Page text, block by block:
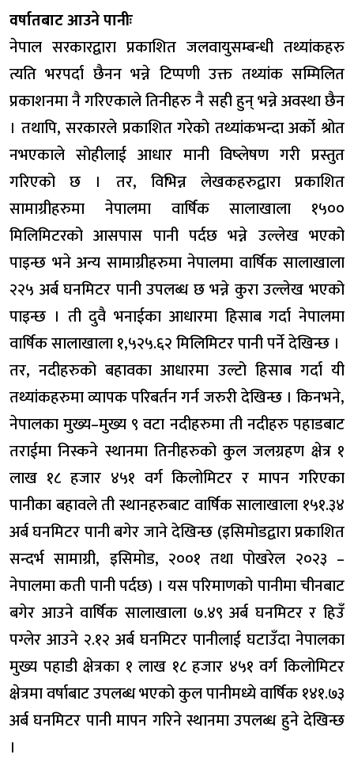
वर्षातबाट आउने पानीः
नेपाल सरकारद्वारा प्रकाशित जलवायुसम्बन्धी तथ्यांकहरु
त्यति भरपर्दा छैनन भन्ने टिप्पणी उक्त तथ्यांक सम्मिलित
प्रकाशनमा नै गरिएकाले तिनीहरु नै सही हुन् भन्ने अवस्था छैन
। तथापि, सरकारले प्रकाशित गरेको तथ्यांकभन्दा अर्को श्रोत
नभएकाले सोहीलाई आधार मानी विष्लेषण गरी प्रस्तुत
गरिएको छ । तर, विभिन्न लेखकहरुद्वारा प्रकाशित
सामाग्रीहरुमा नेपालमा वार्षिक सालाखाला १५००
मिलिमिटरको आसपास पानी पर्दछ भन्ने उल्लेख भएको
पाइन्छ भने अन्य सामाग्रीहरुमा नेपालमा वार्षिक सालाखाला
२२५ अर्ब घनमिटर पानी उपलब्ध छ भन्ने कुरा उल्लेख भएको
पाइन्छ । ती दुवै भनाईका आधारमा हिसाब गर्दा नेपालमा
वार्षिक सालाखाला १,५२५.६२ मिलिमिटर पानी पर्ने देखिन्छ ।
तर, नदीहरुको बहावका आधारमा उल्टो हिसाब गर्दा यी
तथ्यांकहरुमा व्यापक परिबर्तन गर्न जरुरी देखिन्छ । किनभने,
नेपालका मुख्य–मुख्य ९ वटा नदीहरुमा ती नदीहरु पहाडबाट
तराईमा निस्कने स्थानमा तिनीहरुको कुल जलग्रहण क्षेत्र १
लाख १८ हजार ४५१ वर्ग किलोमिटर र मापन गरिएका
पानीका बहावले ती स्थानहरुबाट वार्षिक सालाखाला १५१.३४
अर्ब घनमिटर पानी बगेर जाने देखिन्छ (इसिमोडद्वारा प्रकाशित
सन्दर्भ सामाग्री, इसिमोड, २००१ तथा पोखरेल २०२३ –
नेपालमा कती पानी पर्दछ) । यस परिमाणको पानीमा चीनबाट
बगेर आउने वार्षिक सालाखाला ७.४९ अर्ब घनमिटर र हिउँ
पग्लेर आउने २.१२ अर्ब घनमिटर पानीलाई घटाउँदा नेपालका
मुख्य पहाडी क्षेत्रका १ लाख १८ हजार ४५१ वर्ग किलोमिटर
क्षेत्रमा वर्षाबाट उपलब्ध भएको कुल पानीमध्ये वार्षिक १४१.७३
अर्ब घनमिटर पानी मापन गरिने स्थानमा उपलब्ध हुने देखिन्छ
।